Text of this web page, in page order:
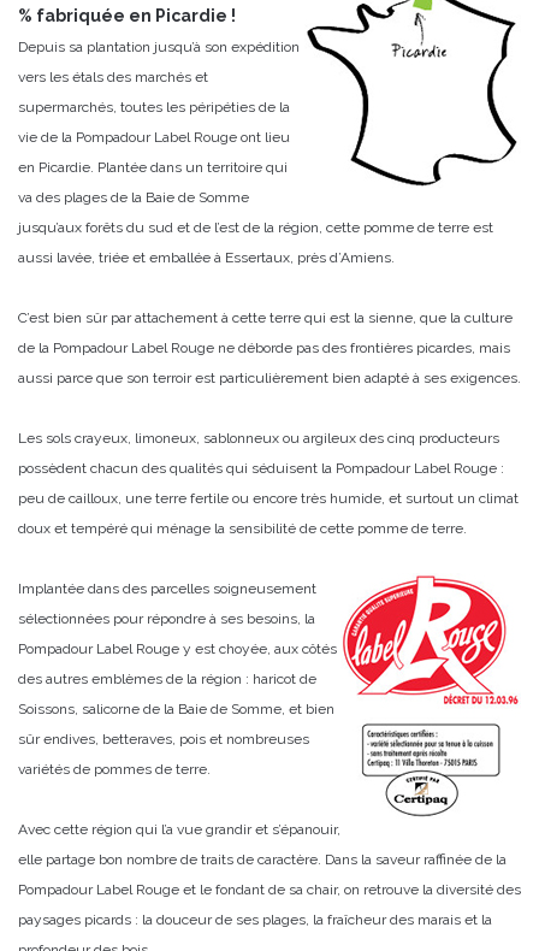
% fabriquée en Picardie !
Depuis sa plantation jusqu’à son expédition
vers les étals des marchés et
supermarchés, toutes les péripéties de la
vie de la Pompadour Label Rouge ont lieu
en Picardie. Plantée dans un territoire qui
va des plages de la Baie de Somme
jusqu’aux forêts du sud et de l’est de la région, cette pomme de terre est
aussi lavée, triée et emballée à Essertaux, près d’Amiens.
C’est bien sûr par attachement à cette terre qui est la sienne, que la culture
de la Pompadour Label Rouge ne déborde pas des frontières picardes, mais
aussi parce que son terroir est particulièrement bien adapté à ses exigences.
Les sols crayeux, limoneux, sablonneux ou argileux des cinq producteurs
possèdent chacun des qualités qui séduisent la Pompadour Label Rouge :
peu de cailloux, une terre fertile ou encore très humide, et surtout un climat
doux et tempéré qui ménage la sensibilité de cette pomme de terre.
Implantée dans des parcelles soigneusement
sélectionnées pour répondre à ses besoins, la
Pompadour Label Rouge y est choyée, aux côtés
des autres emblèmes de la région : haricot de
Soissons, salicorne de la Baie de Somme, et bien
sûr endives, betteraves, pois et nombreuses
variétés de pommes de terre.
Avec cette région qui l’a vue grandir et s’épanouir,
elle partage bon nombre de traits de caractère. Dans la saveur raffinée de la
Pompadour Label Rouge et le fondant de sa chair, on retrouve la diversité des
paysages picards : la douceur de ses plages, la fraîcheur des marais et la